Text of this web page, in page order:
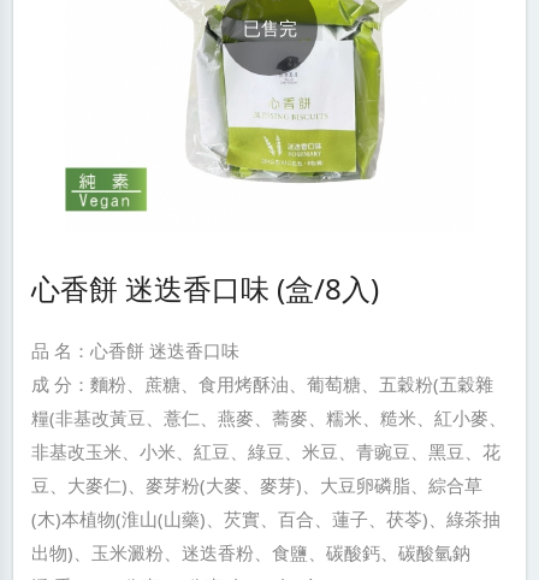
心香餅 迷迭香口味 (盒/8入)
品 名：心香餅 迷迭香口味
成 分：麵粉、蔗糖、食用烤酥油、葡萄糖、五穀粉(五穀雜
糧(非基改黃豆、薏仁、燕麥、蕎麥、糯米、糙米、紅小麥、
非基改玉米、小米、紅豆、綠豆、米豆、青豌豆、黑豆、花
豆、大麥仁)、麥芽粉(大麥、麥芽)、大豆卵磷脂、綜合草
(木)本植物(淮山(山藥)、芡實、百合、蓮子、茯苓)、綠茶抽
出物)、玉米澱粉、迷迭香粉、食鹽、碳酸鈣、碳酸氫鈉